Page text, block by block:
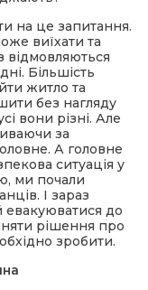
на це запитання.
виїхати та
відмовляються
Більшість
житло та
без нагляду
вони різні. Але
за
А головне
ситуація у
ми почали
І зараз
до
рішення про
зробити.